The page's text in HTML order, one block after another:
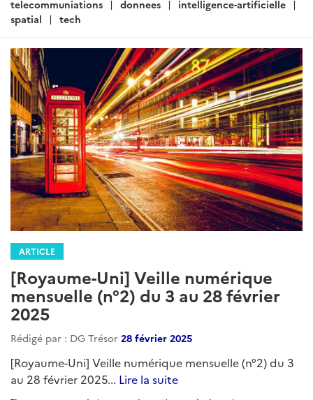
:
telecommuniations
donnees
intelligence-artificielle
spatial
tech
ARTICLE
[Royaume-Uni] Veille numérique
mensuelle (n°2) du 3 au 28 février
2025
Rédigé par : DG Trésor 28 février 2025
[Royaume-Uni] Veille numérique mensuelle (n°2) du 3
au 28 février 2025... Lire la suite